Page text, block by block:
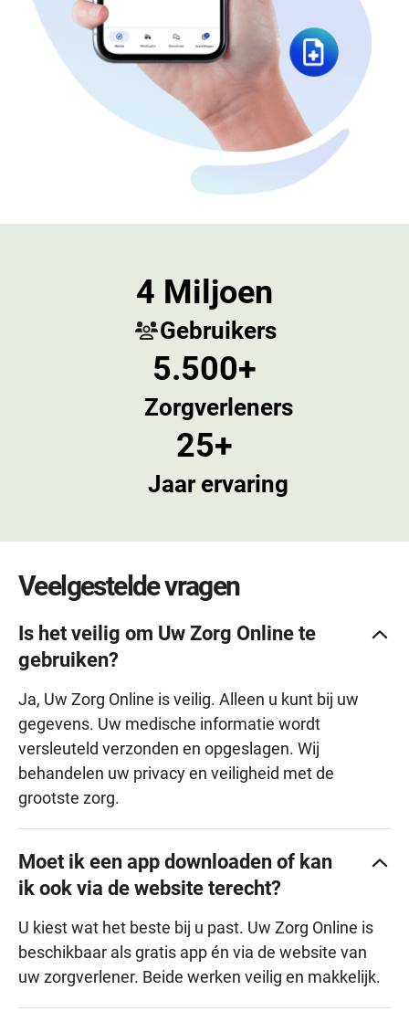
4 Miljoen
Gebruikers
5.500+
Zorgverleners
25+
Jaar ervaring
Veelgestelde vragen
Is het veilig om Uw Zorg Online te
gebruiken?
Ja, Uw Zorg Online is veilig. Alleen u kunt bij uw
gegevens. Uw medische informatie wordt
versleuteld verzonden en opgeslagen. Wij
behandelen uw privacy en veiligheid met de
grootste zorg.
Moet ik een app downloaden of kan
ik ook via de website terecht?
U kiest wat het beste bij u past. Uw Zorg Online is
beschikbaar als gratis app én via de website van
uw zorgverlener. Beide werken veilig en makkelijk.